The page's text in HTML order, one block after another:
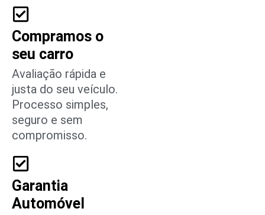
Compramos o
seu carro
Avaliação rápida e
justa do seu veículo.
Processo simples,
seguro e sem
compromisso.
Garantia
Automóvel